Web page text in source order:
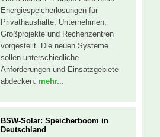
Energiespeicherlösungen für
Privathaushalte, Unternehmen,
Großprojekte und Rechenzentren
vorgestellt. Die neuen Systeme
sollen unterschiedliche
Anforderungen und Einsatzgebiete
abdecken. mehr...
BSW-Solar: Speicherboom in
Deutschland